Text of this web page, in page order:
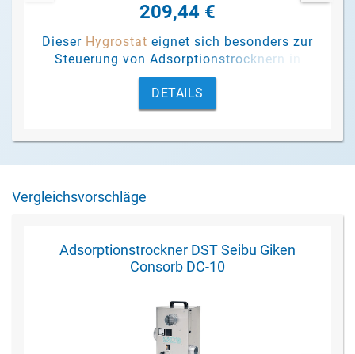
209,44 €
Dieser Hygrostat eignet sich besonders zur
Steuerung von Adsorptionstrocknern in
Abhängigkeit von der relativen
Luftfeuchtigkeit
DETAILS
Vergleichsvorschläge
Adsorptionstrockner DST Seibu Giken
Consorb DC-10